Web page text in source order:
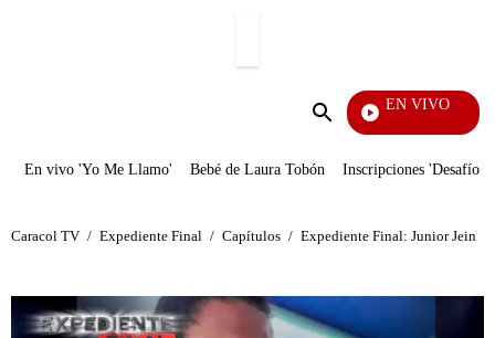
Enviar
EN VIVO
Día A Día
En vivo 'Yo Me Llamo' Bebé de Laura Tobón Inscripciones 'Desafío'
Caracol TV / Expediente Final / Capítulos / Expediente Final: Junior Jein